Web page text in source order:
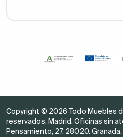
Copyright © 2026 Todo Muebles
reservados. Madrid. Oficinas sin
Pensamiento, 27. 28020.